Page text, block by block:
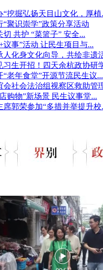
“挖掘弘扬天目山文化，厚植
“聚识崇学”政策分享活动
切 共护 “菜篮子” 安全...
议事”活动 让民生项目与...
人化身文化向导，共绘非遗
习生开招！四天余杭政协研
“老年食堂”开源节流民生议...
会社会法治组视察区救助管
购物”新场景 民生议事堂...
席郭荣参加“多措并举提升校